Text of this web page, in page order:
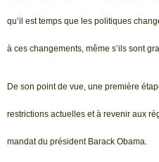
qu’il est temps que les politiques
à ces changements, même s’ils sont
De son point de vue, une première
restrictions actuelles et à revenir aux
mandat du président Barack Obama.